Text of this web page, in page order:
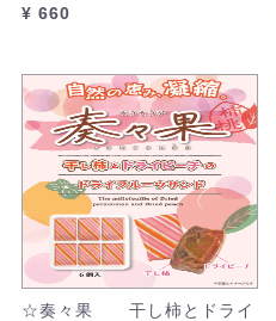
¥ 660
☆奏々果 干し柿とドライ